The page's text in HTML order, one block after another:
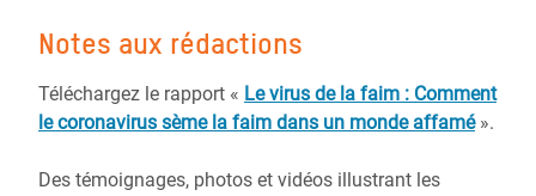
Notes aux rédactions
Téléchargez le rapport « Le virus de la faim : Comment
le coronavirus sème la faim dans un monde affamé».
Des témoignages, photos et vidéos illustrant les